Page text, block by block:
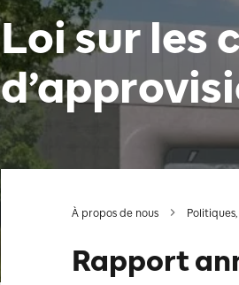
Loi sur les
À propos de nous
Rapport